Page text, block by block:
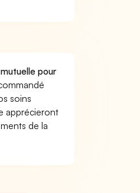
pour
soins
apprécieront
de la